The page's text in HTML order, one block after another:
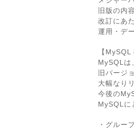
旧版の内
改訂にあ
運用・デ
【MySQL
MySQLは
旧バージ
大幅なり
今後の
MySQLに
・グルー